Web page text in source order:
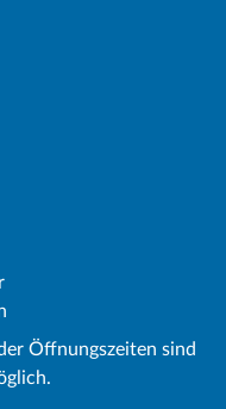
Öffnungszeiten sind